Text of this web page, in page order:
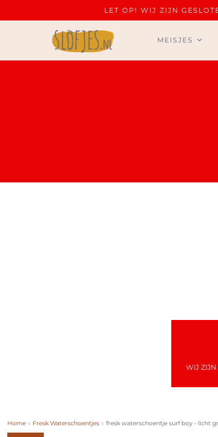
LET OP! WIJ ZIJN
MEISJES
WIJ ZIJN
Home › Fresk Waterschoentjes › fresk waterschoentje surf boy - licht